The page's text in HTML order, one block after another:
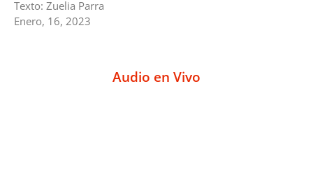
Texto: Zuelia Parra
Enero, 16, 2023
Audio en Vivo